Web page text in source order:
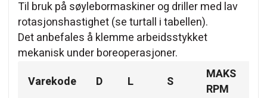
Til bruk på søylebormaskiner og driller med lav
rotasjonshastighet (se turtall i tabellen).
Det anbefales å klemme arbeidsstykket
mekanisk under boreoperasjoner.
Varekode
D L S
MAKS
RPM